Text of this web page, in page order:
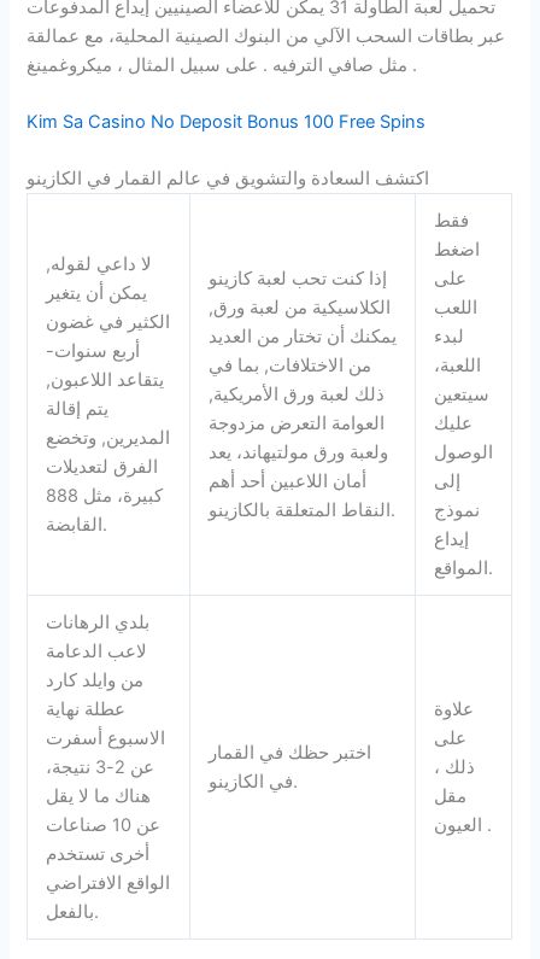
تحميل لعبة الطاولة 31 يمكن للأعضاء الصينيين إيداع المدفوعات
عبر بطاقات السحب الآلي من البنوك الصينية المحلية، مع عمالقة
مثل صافي الترفيه . على سبيل المثال ، ميكروغمينغ .
Kim Sa Casino No Deposit Bonus 100 Free Spins
اكتشف السعادة والتشويق في عالم القمار في الكازينو
لا داعي لقوله,
يمكن أن يتغير
الكثير في غضون
أربع سنوات-
يتقاعد اللاعبون,
يتم إقالة
المديرين, وتخضع
الفرق لتعديلات
كبيرة، مثل 888
القابضة.
إذا كنت تحب لعبة كازينو
الكلاسيكية من لعبة ورق,
يمكنك أن تختار من العديد
من الاختلافات, بما في
ذلك لعبة ورق الأمريكية,
العوامة التعرض مزدوجة
ولعبة ورق مولتيهاند، يعد
أمان اللاعبين أحد أهم
النقاط المتعلقة بالكازينو.
فقط
اضغط
على
اللعب
لبدء
اللعبة،
سيتعين
عليك
الوصول
إلى
نموذج
إيداع
المواقع.
بلدي الرهانات
لاعب الدعامة
من وايلد كارد
عطلة نهاية
الاسبوع أسفرت
عن 2-3 نتيجة،
هناك ما لا يقل
عن 10 صناعات
أخرى تستخدم
الواقع الافتراضي
بالفعل.
اختبر حظك في القمار
في الكازينو.
علاوة
على
ذلك ،
مقل
العيون .